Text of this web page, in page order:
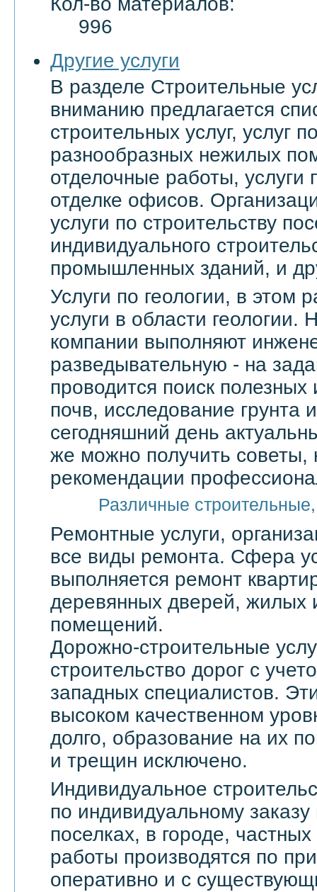
996
Другие услуги
В разделе Строительные
вниманию предлагается
строительных услуг, услуг
разнообразных нежилых
отделочные работы, услуги
отделке офисов.
услуги по строительству
индивидуального
промышленных зданий, и
Услуги по геологии, в этом
услуги в области
компании выполняют
разведывательную - на
проводится поиск
почв, исследование грунта
сегодняшний день
же можно получить советы,
рекомендации
Различные
Ремонтные услуги,
все виды ремонта. Сфера
выполняется ремонт
деревянных дверей, жилых
помещений.
Дорожно-строительные
строительство дорог с
западных специалистов.
высоком качественном
долго, образование на их
и трещин исключено.
Индивидуальное
по индивидуальному
поселках, в городе,
работы производятся по
оперативно и с